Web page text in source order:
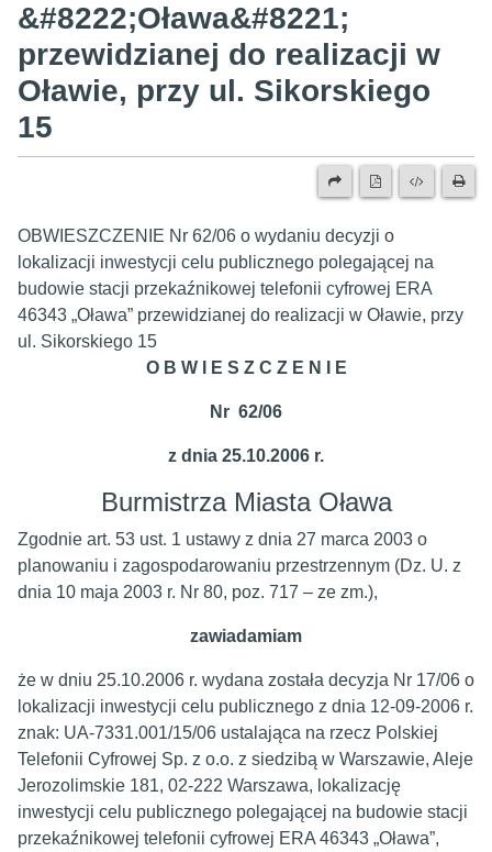
&#8222;Oława&#8221;
przewidzianej do realizacji w
Oławie, przy ul. Sikorskiego
15
OBWIESZCZENIE Nr 62/06 o wydaniu decyzji o
lokalizacji inwestycji celu publicznego polegającej na
budowie stacji przekaźnikowej telefonii cyfrowej ERA
46343 „Oława” przewidzianej do realizacji w Oławie, przy
ul. Sikorskiego 15
O B W I E S Z C Z E N I E
Nr 62/06
z dnia 25.10.2006 r.
Burmistrza Miasta Oława
Zgodnie art. 53 ust. 1 ustawy z dnia 27 marca 2003 o
planowaniu i zagospodarowaniu przestrzennym (Dz. U. z
dnia 10 maja 2003 r. Nr 80, poz. 717 – ze zm.),
zawiadamiam
że w dniu 25.10.2006 r. wydana została decyzja Nr 17/06 o
lokalizacji inwestycji celu publicznego z dnia 12-09-2006 r.
znak: UA-7331.001/15/06 ustalająca na rzecz Polskiej
Telefonii Cyfrowej Sp. z o.o. z siedzibą w Warszawie, Aleje
Jerozolimskie 181, 02-222 Warszawa, lokalizację
inwestycji celu publicznego polegającej na budowie stacji
przekaźnikowej telefonii cyfrowej ERA 46343 „Oława”,